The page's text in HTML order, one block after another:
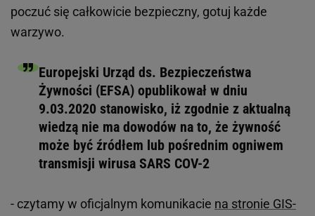
poczuć się całkowicie bezpieczny, gotuj każde
warzywo.
Europejski Urząd ds. Bezpieczeństwa
Żywności (EFSA) opublikował w dniu
9.03.2020 stanowisko, iż zgodnie z aktualną
wiedzą nie ma dowodów na to, że żywność
może być źródłem lub pośrednim ogniwem
transmisji wirusa SARS COV-2
- czytamy w oficjalnym komunikacie na stronie GIS-